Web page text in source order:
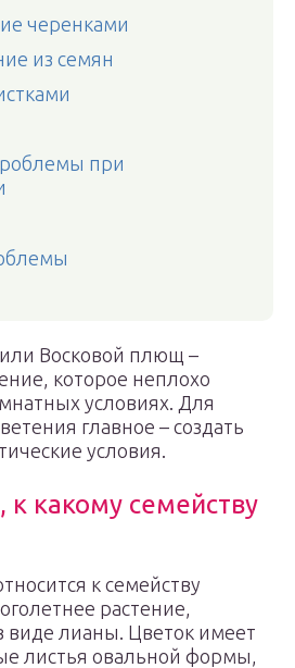
черенками
из семян
при
Восковой плющ –
которое неплохо
условиях. Для
главное – создать
условия.
к какому семейству
к семейству
растение,
виде лианы. Цветок имеет
листья овальной формы,